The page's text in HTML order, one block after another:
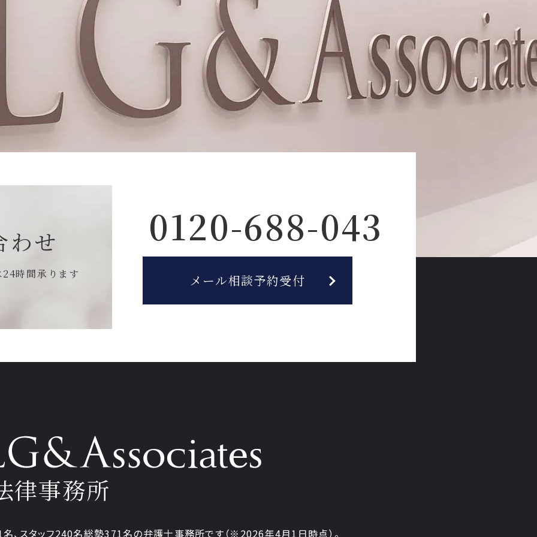
わせ
24時間承ります
0120-688-043
メール相談予約受付
律事務所
、 スタッフ240名総勢371名の弁護士事務所です （※2026年4月1日時点）。